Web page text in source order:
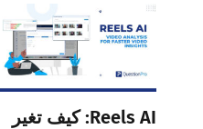
Reels AI: كيف تغير